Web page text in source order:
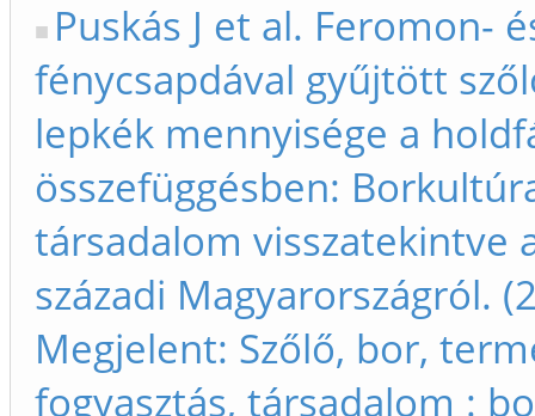
Puskás J et al. Feromon-
fénycsapdával gyűjtött
lepkék mennyisége a
összefüggésben:
társadalom visszatekintve
századi Magyarországról.
Megjelent: Szőlő, bor,
fogyasztás, társadalom :